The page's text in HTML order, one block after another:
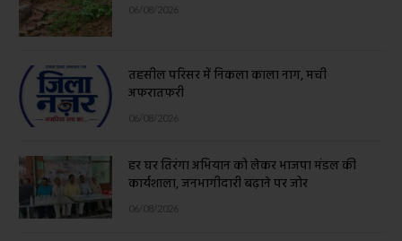
06/08/2026
तहसील परिसर में निकला काला नाग, मची
अफरातफरी
06/08/2026
हर घर तिरंगा अभियान को लेकर भाजपा मंडल की
कार्यशाला, जनभागीदारी बढ़ाने पर जोर
06/08/2026